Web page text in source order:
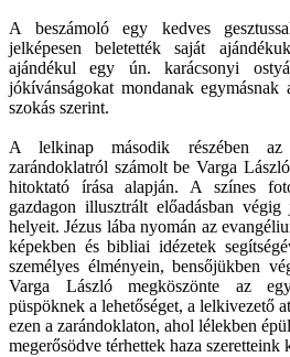
A beszámoló egy kedves
jelképesen beletették saját
ajándékul egy ún. karácsonyi
jókívánságokat mondanak egymásnak
szokás szerint.
A lelkinap második részében az
zarándoklatról számolt be Varga
hitoktató írása alapján. A színes
gazdagon illusztrált előadásban
helyeit. Jézus lába nyomán az
képekben és bibliai idézetek
személyes élményein, bensőjükben
Varga László megköszönte az
püspöknek a lehetőséget, a lelkivezető
ezen a zarándoklaton, ahol lélekben
megerősödve térhettek haza szeretteink